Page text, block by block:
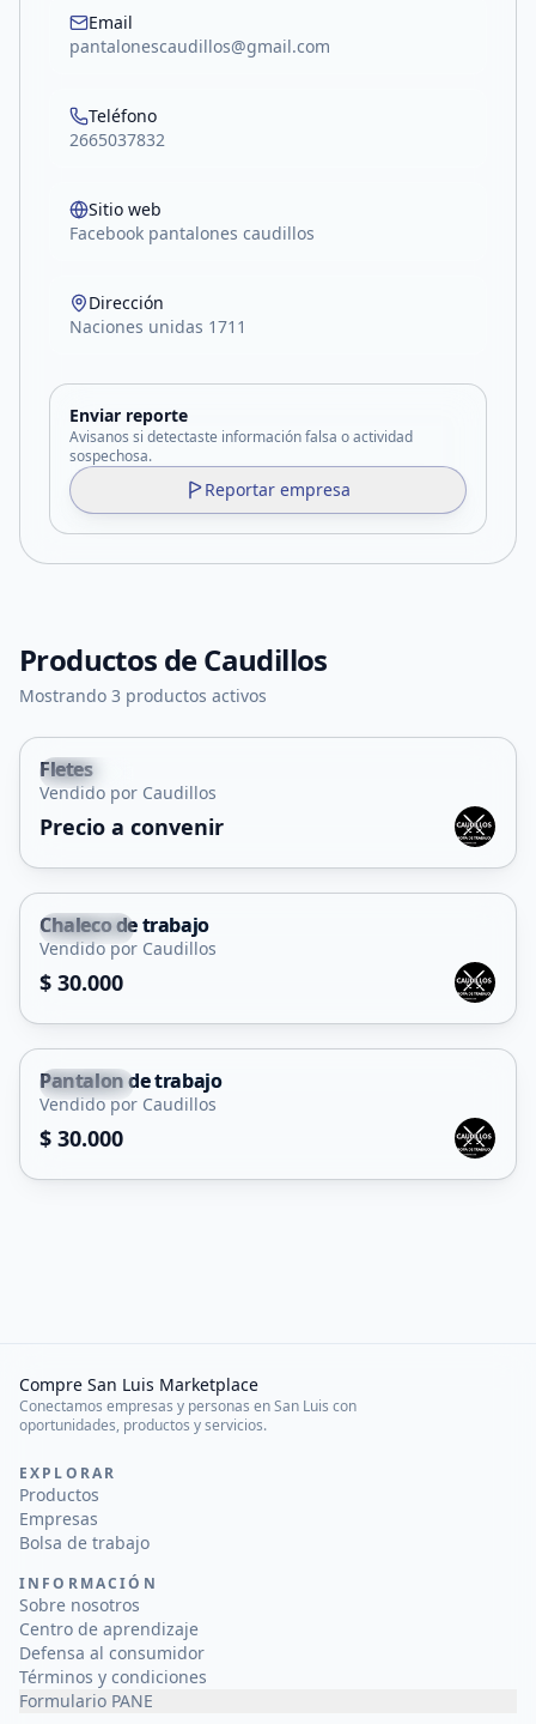
Email
pantalonescaudillos@gmail.com
Teléfono
2665037832
Sitio web
Facebook pantalones caudillos
Dirección
Naciones unidas 1711
Enviar reporte
Avisanos si detectaste información falsa o actividad
sospechosa.
Reportar empresa
Productos deCaudillos
Mostrando 3 productos activos
Capital
Servicio
Fletes
Vendido por Caudillos
Precio a convenir
Capital
Chaleco de trabajo
Vendido por Caudillos
$ 30.000
Capital
Pantalon de trabajo
Vendido por Caudillos
$ 30.000
Compre San Luis Marketplace
Conectamos empresas y personas en San Luis con
oportunidades, productos y servicios.
EXPLORAR
Productos
Empresas
Bolsa de trabajo
INFORMACIÓN
Sobre nosotros
Centro de aprendizaje
Defensa al consumidor
Términos y condiciones
Formulario PANE